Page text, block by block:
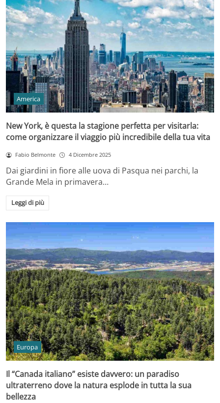
America
New York, è questa la stagione perfetta per visitarla:
come organizzare il viaggio più incredibile della tua vita
Fabio Belmonte 4 Dicembre 2025
Dai giardini in fiore alle uova di Pasqua nei parchi, la
Grande Mela in primavera…
Leggi di più
Europa
Il “Canada italiano” esiste davvero: un paradiso
ultraterreno dove la natura esplode in tutta la sua
bellezza